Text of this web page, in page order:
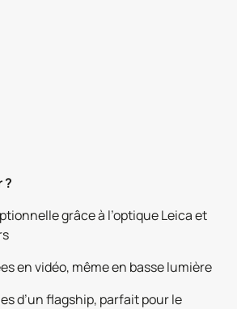
?
grâce à l’optique Leica et
en vidéo, même en basse lumière
d’un flagship, parfait pour le